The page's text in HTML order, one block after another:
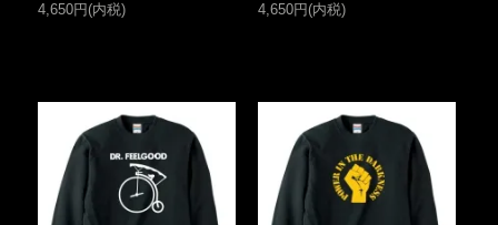
4,650円(内税) 4,650円(内税)